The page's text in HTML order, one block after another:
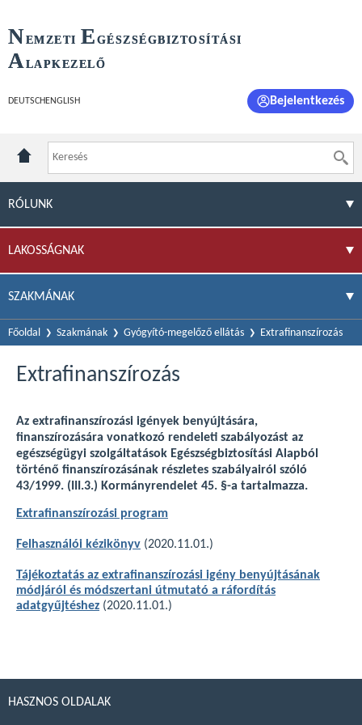
NEMZETI E GÉSZSÉGBIZTOSÍTÁSI
ALAPKEZELŐ
DEUTSCH ENGLISH Bejelentkezés
RÓLUNK
LAKOSSÁGNAK
SZAKMÁNAK
Főoldal Szakmának Gyógyító-megelőző ellátás Extrafinanszírozás
Extrafinanszírozás
Az extrafinanszírozási igények benyújtására,
finanszírozására vonatkozó rendeleti szabályozást az
egészségügyi szolgáltatások Egészségbiztosítási Alapból
történő finanszírozásának részletes szabályairól szóló
43/1999. (III.3.) Kormányrendelet 45. §-a tartalmazza.
Extrafinanszírozási program
Felhasználói kézikönyv (2020.11.01.)
Tájékoztatás az extrafinanszírozási igény benyújtásának
módjáról és módszertani útmutató a ráfordítás
adatgyűjtéshez (2020.11.01.)
HASZNOS OLDALAK